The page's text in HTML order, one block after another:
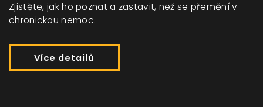
Zjistěte, jak ho poznat a zastavit, než se přemění v
chronickou nemoc.
Více detailů